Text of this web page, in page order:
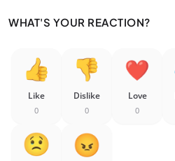
WHAT'S YOUR REACTION?
Like
0
Dislike
0
Love
0